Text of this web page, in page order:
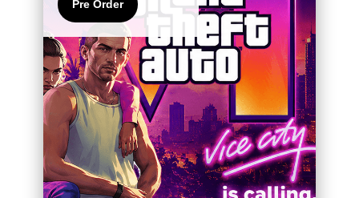
Pre Order